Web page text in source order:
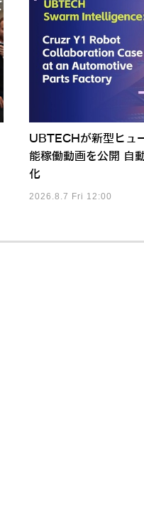
UBTECHが新型ヒュ
能稼働動画を公開 自
化
2026.8.7 Fri 12:00